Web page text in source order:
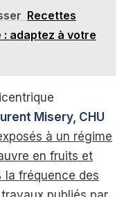
Recettes
adaptez à votre
Misery, CHU
à un régime
en fruits et
la fréquence des